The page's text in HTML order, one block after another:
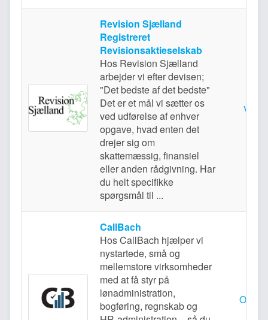
Revision Sjælland
Registreret
Revisionsaktieselskab
Hos Revision Sjælland
arbejder vi efter devisen;
"Det bedste af det bedste"
Det er et mål vi sætter os
ved udførelse af enhver
opgave, hvad enten det
drejer sig om
skattemæssig, finansiel
eller anden rådgivning. Har
du helt specifikke
spørgsmål til ...
CallBach
Hos CallBach hjælper vi
nystartede, små og
mellemstore virksomheder
med at få styr på
lønadministration,
bogføring, regnskab og